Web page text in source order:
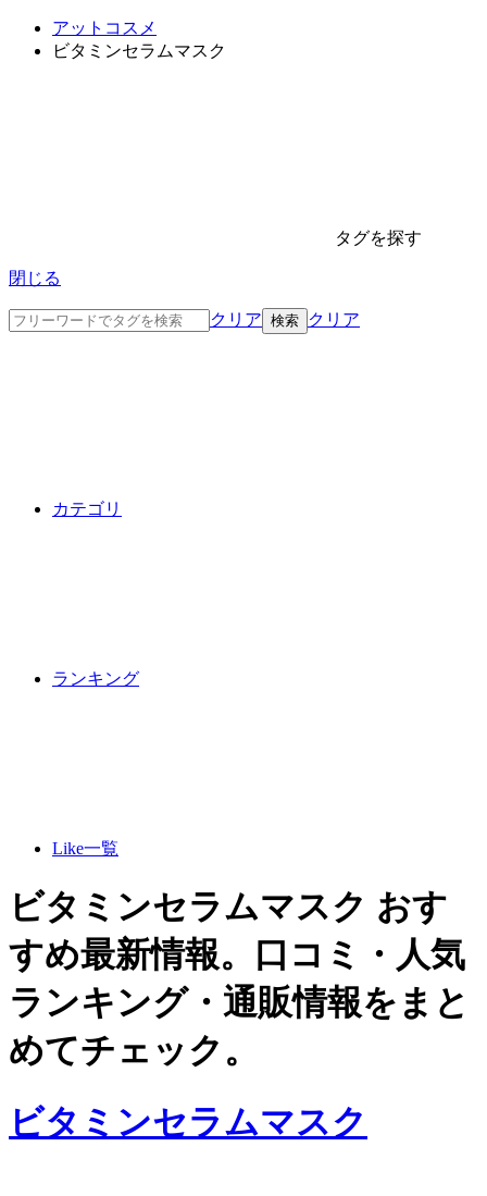
アットコスメ
ビタミンセラムマスク
タグを探す
閉じる
クリア クリア
カテゴリ
ランキング
Like一覧
ビタミンセラムマスク おす
すめ最新情報。口コミ・人気
ランキング・通販情報をまと
めてチェック。
ビタミンセラムマスク